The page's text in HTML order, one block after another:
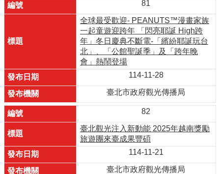
81
全球最受歡迎- PEANUTS™漫畫家族
一起童遊迎跨年 「閃亮耶誕 High跨
年」冬日慶典不斷電-「繽紛耶誕玩台
北」、「公館聖誕季」及「跨年晚
會」熱鬧登場
114-11-28
臺北市政府觀光傳播局
82
臺北觀光注入新動能 2025年越南獎勵
旅遊團來臺成果豐碩
114-11-21
臺北市政府觀光傳播局